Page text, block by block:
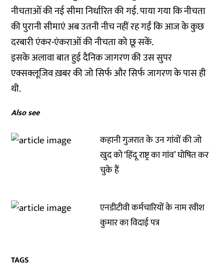
नीचताओं की नई सीमा निर्धारित की गई. पाया गया कि नीचता
की पुरानी सीमाएं अब उतनी नीच नहीं रह गईं कि आज के कुछ
दरबारी एंकर-एंकराओं की नीचता को छू सकें.
इसके अलावा बात हुई दैनिक जागरण की उस सुपर
एक्सक्लूजिव ख़बर की जो सिर्फ और सिर्फ जागरण के पास ही
थी.
Also see
कहानी गुजरात के उन गांवों की जो
खुद को ‘हिंदू राष्ट्र का गांव’ घोषित कर
चुके हैं
एनडीटीवी कर्मचारियों के नाम रवीश
कुमार का विदाई पत्र
TAGS